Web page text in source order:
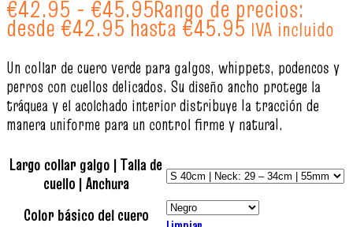
€42.95 - €45.95Rango de precios:
desde €42.95 hasta €45.95 IVA incluido
Un collar de cuero verde para galgos, whippets, podencos y
perros con cuellos delicados. Su diseño ancho protege la
tráquea y el acolchado interior distribuye la tracción de
manera uniforme para un control firme y natural.
Largo collar galgo | Talla de
cuello | Anchura
Color básico del cuero